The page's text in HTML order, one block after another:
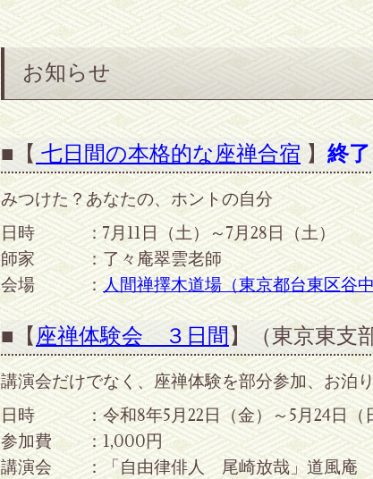
お知らせ
■【 七日間の本格的な座禅合宿】終
みつけた？あなたの、ホントの自分
日時 ：7月11日（土）～7月28日（土）
師家 ：了々庵翠雲老師
会場 ：人間禅擇木道場（東京都台東区谷
■【座禅体験会 ３日間】（東京東支
講演会だけでなく、座禅体験を部分参加、お泊
日時 ：令和8年5月22日（金）～5月24日（
参加費 ：1,000円
講演会 ：「自由律俳人 尾崎放哉」道風庵